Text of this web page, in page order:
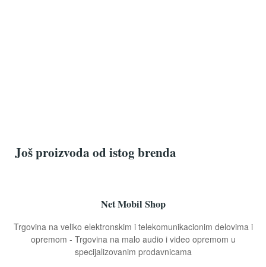
Još proizvoda od istog brenda
Net Mobil Shop
Trgovina na veliko elektronskim i telekomunikacionim delovima i
opremom - Trgovina na malo audio i video opremom u
specijalizovanim prodavnicama